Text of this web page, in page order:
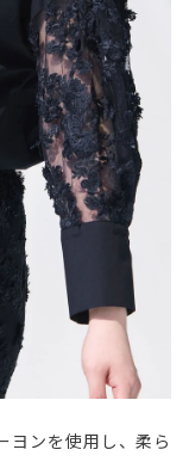
ヨンを使用し、柔ら